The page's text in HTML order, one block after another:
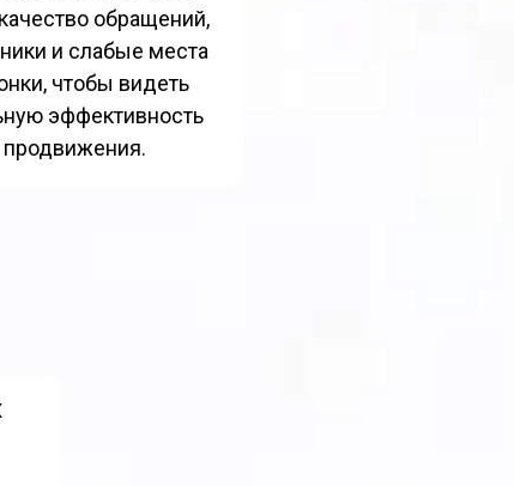
обращений,
и слабые места
чтобы видеть
эффективность
продвижения.